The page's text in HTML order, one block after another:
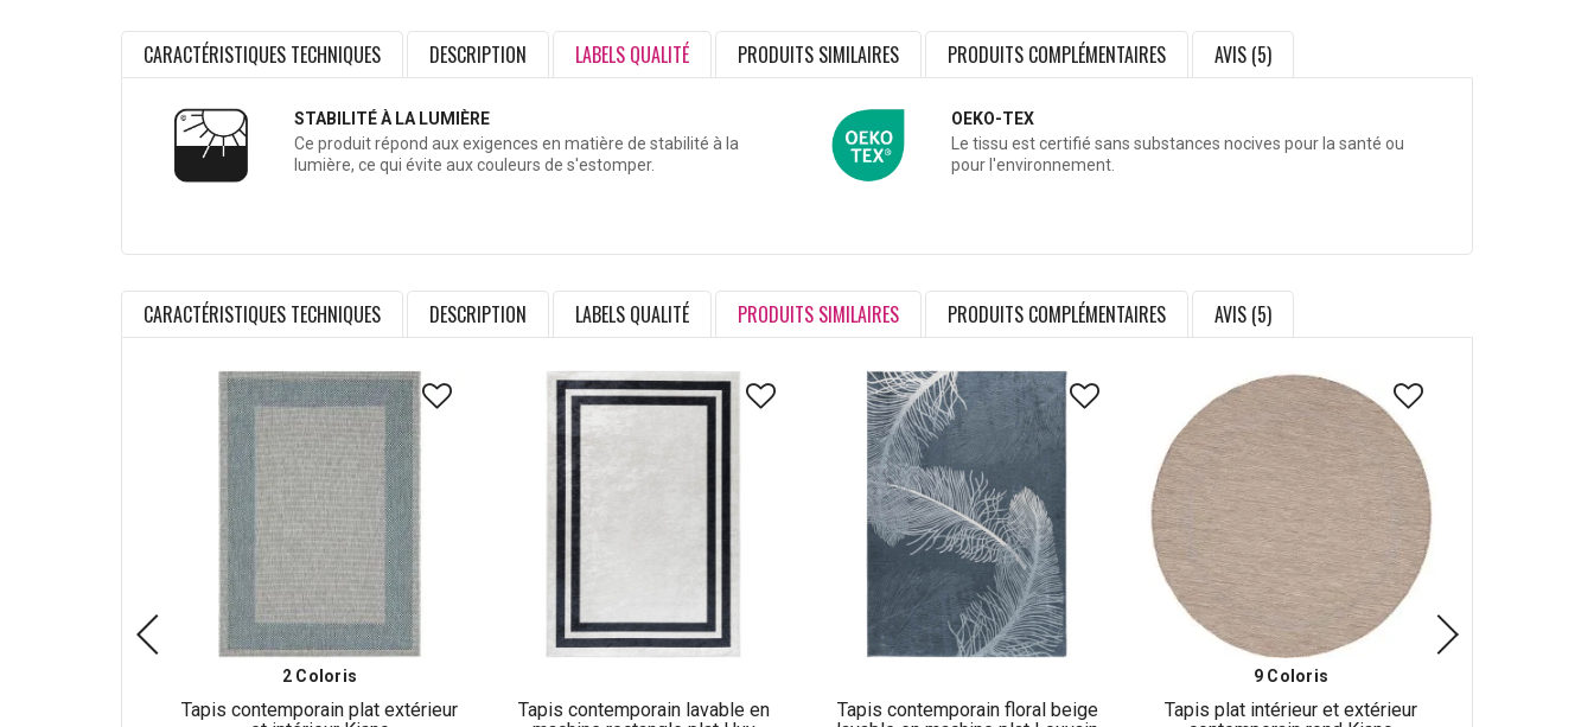
CARACTÉRISTIQUES TECHNIQUES DESCRIPTION LABELS QUALITÉ PRODUITS SIMILAIRES PRODUITS COMPLÉMENTAIRES AVIS (5)
STABILITÉ À LA LUMIÈRE
Ce produit répond aux exigences en matière de stabilité à la
lumière, ce qui évite aux couleurs de s'estomper.
OEKO-TEX
Le tissu est certifié sans substances nocives pour la santé ou
pour l'environnement.
CARACTÉRISTIQUES TECHNIQUES DESCRIPTION LABELS QUALITÉ PRODUITS SIMILAIRES PRODUITS COMPLÉMENTAIRES AVIS (5)
2 Coloris
Tapis contemporain plat extérieur
Tapis contemporain lavable en
Tapis contemporain floral beige
9 Coloris
Tapis plat intérieur et extérieur